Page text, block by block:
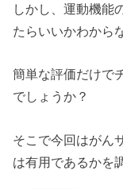
しかし、運動機能
たらいいかわから
簡単な評価だけで
でしょうか？
そこで今回はがん
は有用であるかを